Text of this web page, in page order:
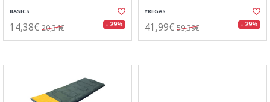
BASICS
14,38€ 20,34€ - 29%
YREGAS
41,99€ 59,39€ - 29%